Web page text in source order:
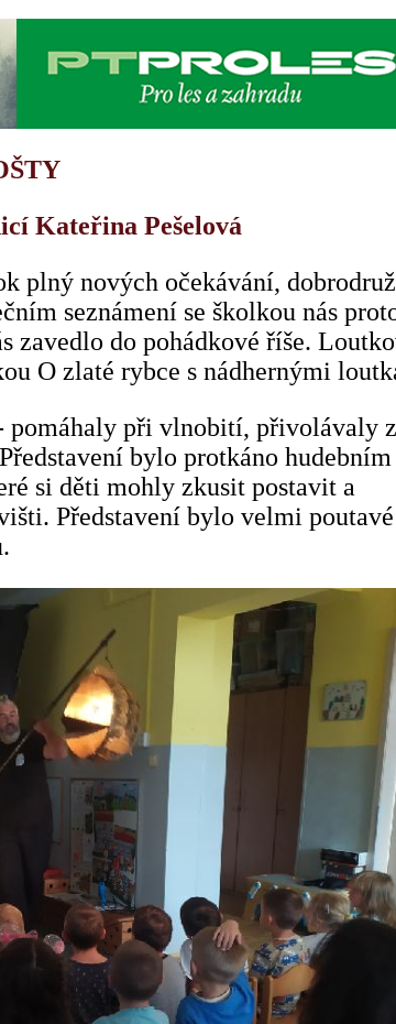
Kateřina Pešelová
plný nových očekávání,
seznámení se školkou nás
zavedlo do pohádkové říše.
O zlaté rybce s nádhernými
při vlnobití, přivolávaly
bylo protkáno hudebním
si děti mohly zkusit postavit a
Představení bylo velmi